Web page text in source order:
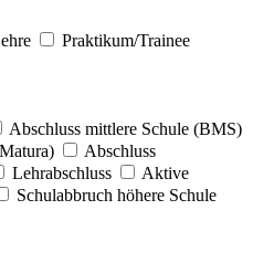
Praktikum/Trainee
Abschluss mittlere Schule (BMS)
Abschluss
Lehrabschluss
Aktive
Schulabbruch höhere Schule